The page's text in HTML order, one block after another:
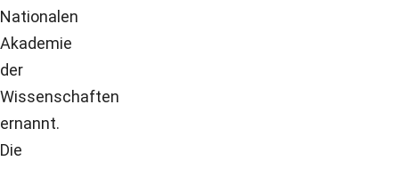
Nationalen
Akademie
der
Wissenschaften
ernannt.
Die